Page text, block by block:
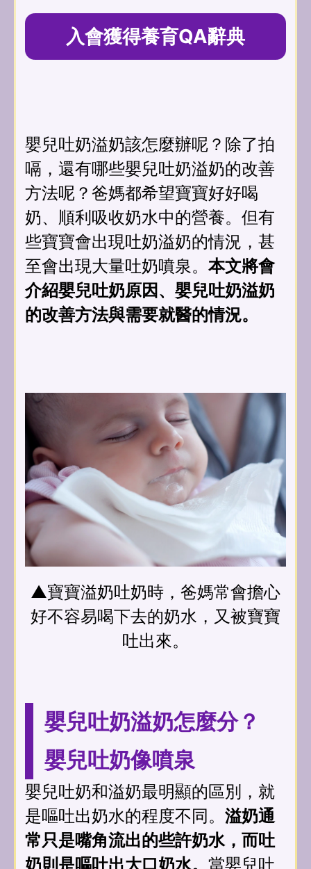
入會獲得養育QA辭典
嬰兒吐奶溢奶該怎麼辦呢？除了拍
嗝，還有哪些嬰兒吐奶溢奶的改善
方法呢？爸媽都希望寶寶好好喝
奶、順利吸收奶水中的營養。但有
些寶寶會出現吐奶溢奶的情況，甚
至會出現大量吐奶噴泉。本文將會
介紹嬰兒吐奶原因、嬰兒吐奶溢奶
的改善方法與需要就醫的情況。
▲寶寶溢奶吐奶時，爸媽常會擔心
好不容易喝下去的奶水，又被寶寶
吐出來。
嬰兒吐奶溢奶怎麼分？
嬰兒吐奶像噴泉
嬰兒吐奶和溢奶最明顯的區別，就
是嘔吐出奶水的程度不同。溢奶通
常只是嘴角流出的些許奶水，而吐
奶則是嘔吐出大口奶水。當嬰兒吐